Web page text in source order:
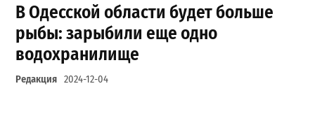
В Одесской области будет больше
рыбы: зарыбили еще одно
водохранилище
Редакция 2024-12-04